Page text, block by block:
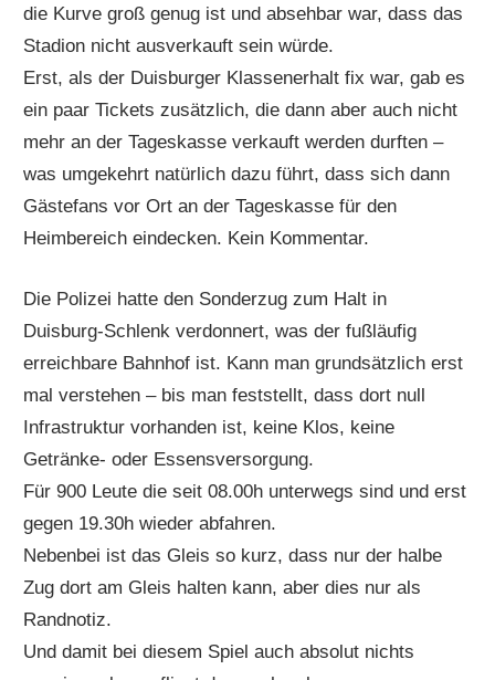
die Kurve groß genug ist und absehbar war, dass das
Stadion nicht ausverkauft sein würde.
Erst, als der Duisburger Klassenerhalt fix war, gab es
ein paar Tickets zusätzlich, die dann aber auch nicht
mehr an der Tageskasse verkauft werden durften –
was umgekehrt natürlich dazu führt, dass sich dann
Gästefans vor Ort an der Tageskasse für den
Heimbereich eindecken. Kein Kommentar.
Die Polizei hatte den Sonderzug zum Halt in
Duisburg-Schlenk verdonnert, was der fußläufig
erreichbare Bahnhof ist. Kann man grundsätzlich erst
mal verstehen – bis man feststellt, dass dort null
Infrastruktur vorhanden ist, keine Klos, keine
Getränke- oder Essensversorgung.
Für 900 Leute die seit 08.00h unterwegs sind und erst
gegen 19.30h wieder abfahren.
Nebenbei ist das Gleis so kurz, dass nur der halbe
Zug dort am Gleis halten kann, aber dies nur als
Randnotiz.
Und damit bei diesem Spiel auch absolut nichts